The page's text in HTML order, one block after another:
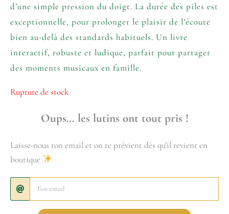
d’une simple pression du doigt. La durée des piles est
exceptionnelle, pour prolonger le plaisir de l’écoute
bien au-delà des standards habituels. Un livre
interactif, robuste et ludique, parfait pour partager
des moments musicaux en famille.
Rupture de stock
Oups… les lutins ont tout pris !
Laisse-nous ton email et on te prévient dès qu’il revient en
boutique